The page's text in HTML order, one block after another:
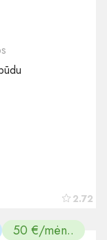
2.72
50 €/mėn..